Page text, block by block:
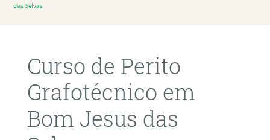
das Selvas
Curso de Perito
Grafotécnico em
Bom Jesus das